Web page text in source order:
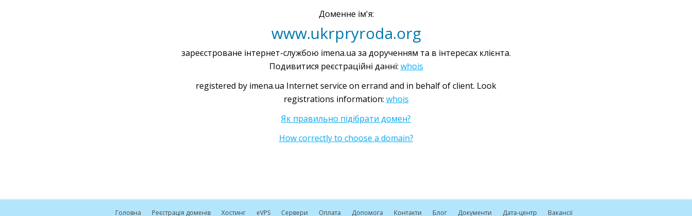
Доменне ім'я:
www.ukrpryroda.org
зареєстроване інтернет-службою imena.ua за дорученням та в інтересах клієнта.
Подивитися реєстраційні данні: whois
registered by imena.ua Internet service on errand and in behalf of client. Look
registrations information: whois
Як правильно підібрати домен?
How correctly to choose a domain?
Головна Реєстрація доменів Хостинг eVPS Сервери Оплата Допомога Контакти Блог Документи Дата-центр Вакансії